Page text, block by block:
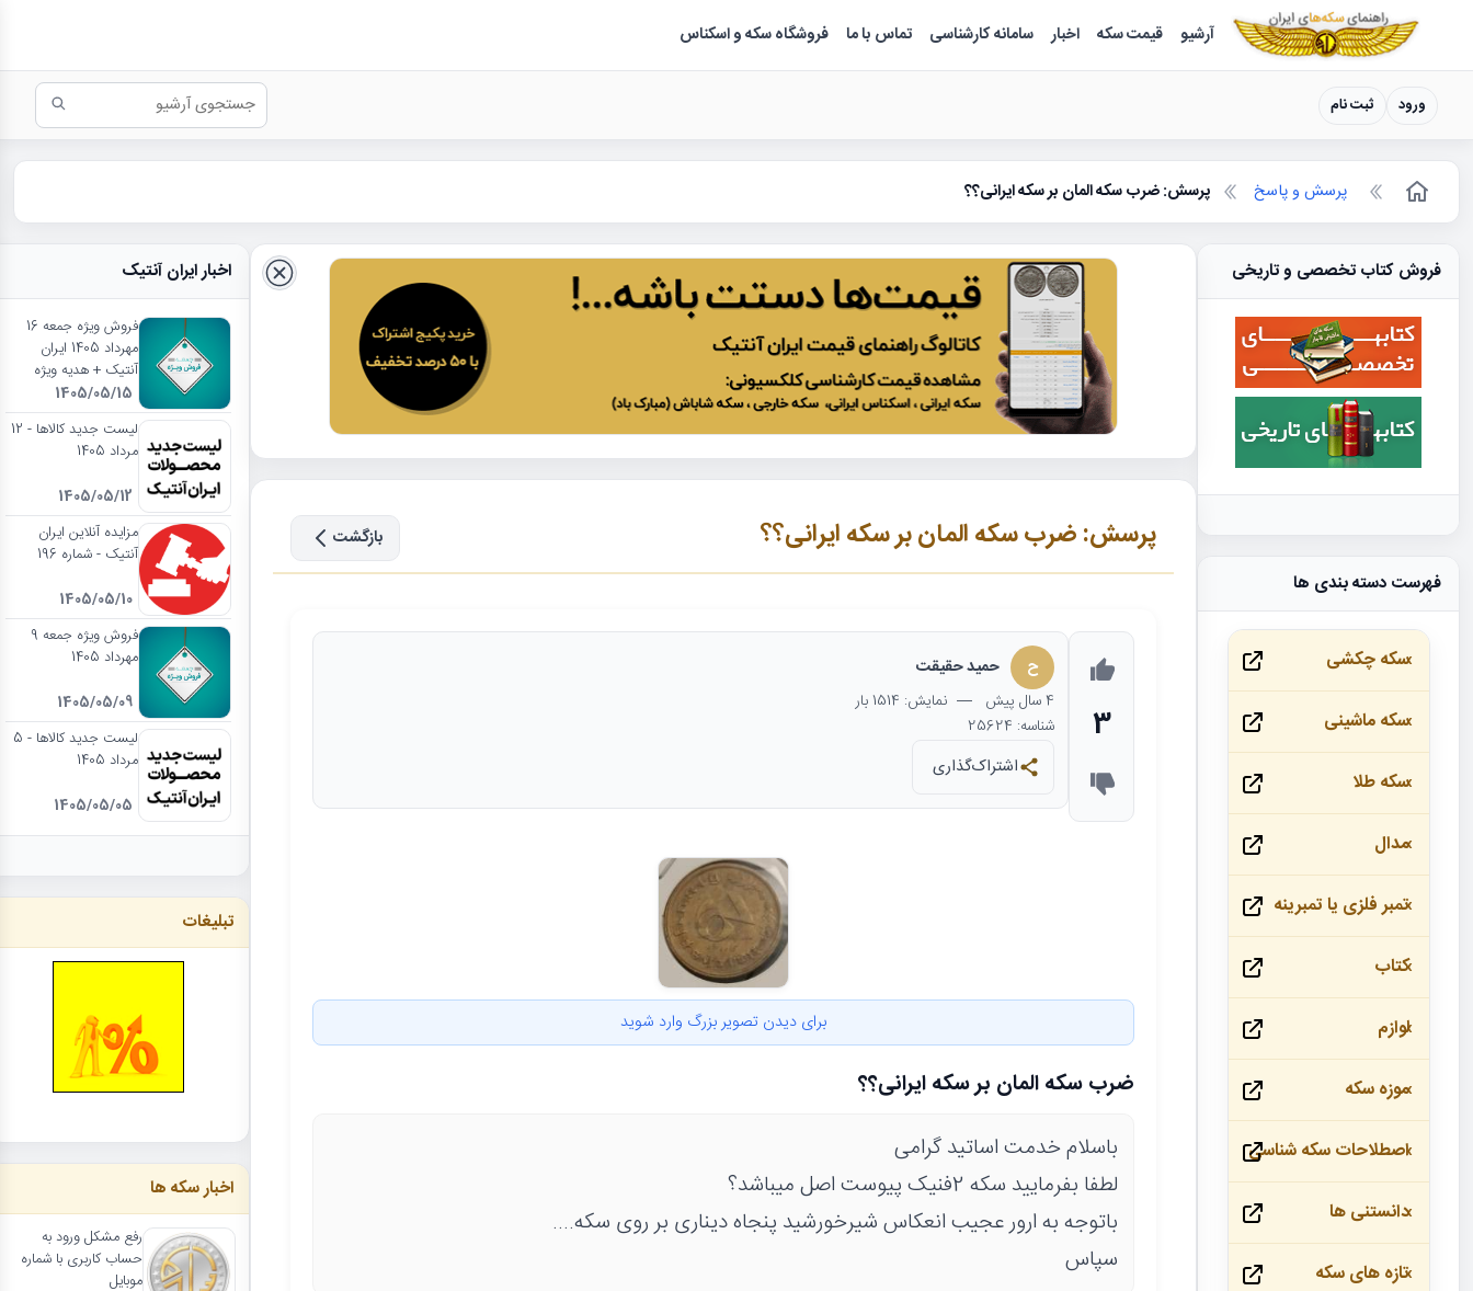
سکه ها ؛ راهنمای سکه شناسی
آرشیو قیمت سکه اخبار سامانه کارشناسی تماس با ما فروشگاه سکه و اسکناس
ورود ثبت نام
پرسش و پاسخ پرسش: ضرب سکه المان بر سکه ایرانی؟؟
پرسش: ضرب سکه المان بر سکه ایرانی؟؟ بازگشت
3
ح حمید حقیقت
4 سال پیش — نمایش: 1514 بار
شناسه: 25624
اشتراک‌گذاری
برای دیدن تصویر بزرگ وارد شوید
ضرب سکه المان بر سکه ایرانی؟؟
باسلام خدمت اساتید گرامی
لطفا بفرمایید سکه 2فنیک پیوست اصل میباشد؟
باتوجه به ارور عجیب انعکاس شیرخورشید پنجاه دیناری بر روی سکه....
سپاس
اخبار ایران آنتیک
فروش ویژه جمعه 16
مهرداد 1405 ایران
آنتیک + هدیه ویژه
1405/05/15
لیست جدید کالاها - 12
مرداد 1405
1405/05/12
مزایده آنلاین ایران
آنتیک - شماره 196
1405/05/10
فروش ویژه جمعه 9
مهرداد 1405
1405/05/09
لیست جدید کالاها - 5
مرداد 1405
1405/05/05
تبلیغات
اخبار سکه ها
رفع مشکل ورود به
حساب کاربری با شماره
موبایل
فروش کتاب تخصصی و تاریخی
فهرست دسته بندی ها
سکه چکشی
سکه ماشینی
سکه طلا
مدال
تمبر فلزی یا تمبرینه
کتاب
لوازم
موزه سکه
اصطلاحات سکه شناسی
دانستنی ها
تازه های سکه